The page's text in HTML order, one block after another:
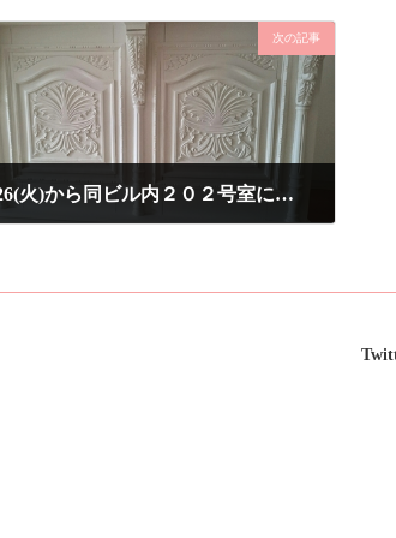
次の記事
【4/26(火)から同ビル内２０２号室に移転】GWまでの営業日程